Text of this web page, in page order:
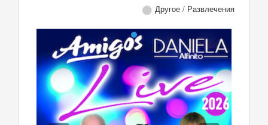
Другое / Развлечения